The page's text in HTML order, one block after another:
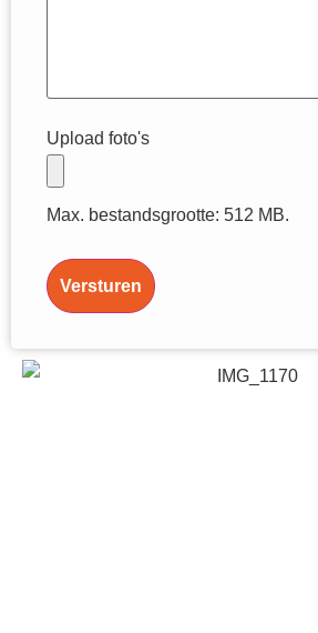
Upload foto's
Max. bestandsgrootte: 512 MB.
Versturen